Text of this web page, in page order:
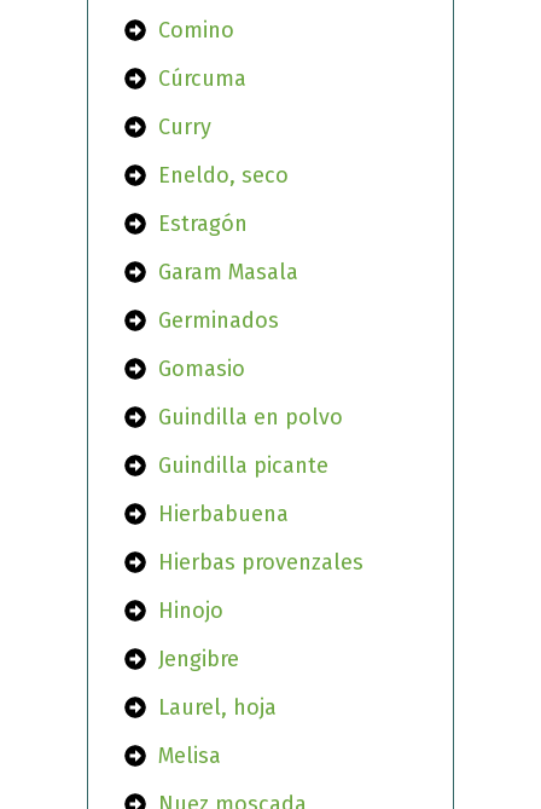
Comino
Cúrcuma
Curry
Eneldo, seco
Estragón
Garam Masala
Germinados
Gomasio
Guindilla en polvo
Guindilla picante
Hierbabuena
Hierbas provenzales
Hinojo
Jengibre
Laurel, hoja
Melisa